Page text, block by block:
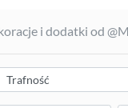
i dodatki od